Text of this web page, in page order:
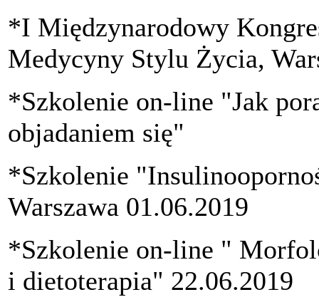
*I Międzynarodowy
Medycyny Stylu Życia,
*Szkolenie on-line "Jak
objadaniem się"
*Szkolenie
Warszawa 01.06.2019
*Szkolenie on-line "
i dietoterapia" 22.06.2019